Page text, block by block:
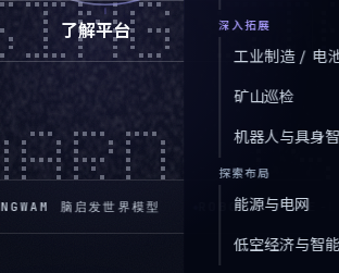
深入拓展
工业制造 / 电
矿山巡检
机器人与具身
探索布局
能源与电网
低空经济与智
了解平台
ROBOT-IN-THE-LOOP 产业级验真 ◆